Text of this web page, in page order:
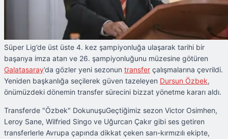
Süper Lig’de üst üste 4. kez şampiyonluğa ulaşarak tarihi bir
başarıya imza atan ve 26. şampiyonluğunu müzesine götüren
Galatasaray’da gözler yeni sezonun transfer çalışmalarına çevrildi.
Yeniden başkanlığa seçilerek güven tazeleyen Dursun Özbek,
önümüzdeki dönemin transfer sürecini bizzat yönetme kararı aldı.
Transferde "Özbek" DokunuşuGeçtiğimiz sezon Victor Osimhen,
Leroy Sane, Wilfried Singo ve Uğurcan Çakır gibi ses getiren
transferlerle Avrupa çapında dikkat çeken sarı-kırmızılı ekipte,